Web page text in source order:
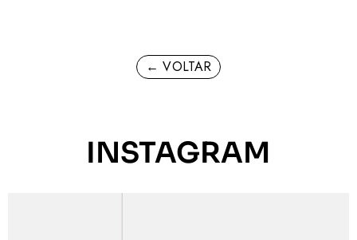
← VOLTAR
INSTAGRAM